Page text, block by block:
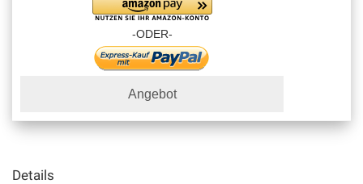
-ODER-
Angebot
Details